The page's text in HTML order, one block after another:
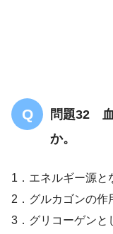
問題32
か。
1．エネルギー源と
2．グルカゴンの作
3．グリコーゲンと